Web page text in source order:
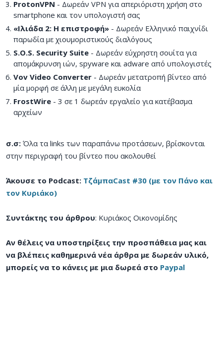
ProtonVPN - Δωρεάν VPN για απεριόριστη χρήση στο
smartphone και τον υπολογιστή σας
«Ιλιάδα 2: Η επιστροφή» - Δωρεάν Ελληνικό παιχνίδι
παρωδία με χιουμοριστικούς διαλόγους
S.O.S. Security Suite - Δωρεάν εύχρηστη σουίτα για
απομάκρυνση ιών, spyware και adware από υπολογιστές
Vov Video Converter - Δωρεάν μετατροπή βίντεο από
μία μορφή σε άλλη με μεγάλη ευκολία
FrostWire - 3 σε 1 δωρεάν εργαλείο για κατέβασμα
αρχείων
σ.σ: Όλα τα links των παραπάνω προτάσεων, βρίσκονται
στην περιγραφή του βίντεο που ακολουθεί
Άκουσε το Podcast: ΤζάμπαCast #30 (με τον Πάνο και
τον Κυριάκο)
Συντάκτης του άρθρου: Κυριάκος Οικονομίδης
Αν θέλεις να υποστηρίξεις την προσπάθεια μας και
να βλέπεις καθημερινά νέα άρθρα με δωρεάν υλικό,
μπορείς να το κάνεις με μια δωρεά στο Paypal